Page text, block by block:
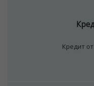
Кредит